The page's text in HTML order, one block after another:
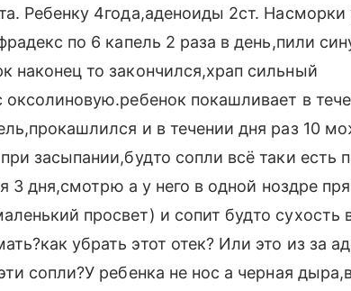
Ребенку 4года,аденоиды 2ст. Насморки
по 6 капель 2 раза в день,пили
то закончился,храп сильный
покашливает в
и в течении дня раз 10
засыпании,будто сопли всё таки есть
3 дня,смотрю а у него в одной ноздре
просвет) и сопит будто сухость
убрать этот отек? Или это из за
сопли?У ребенка не нос а черная